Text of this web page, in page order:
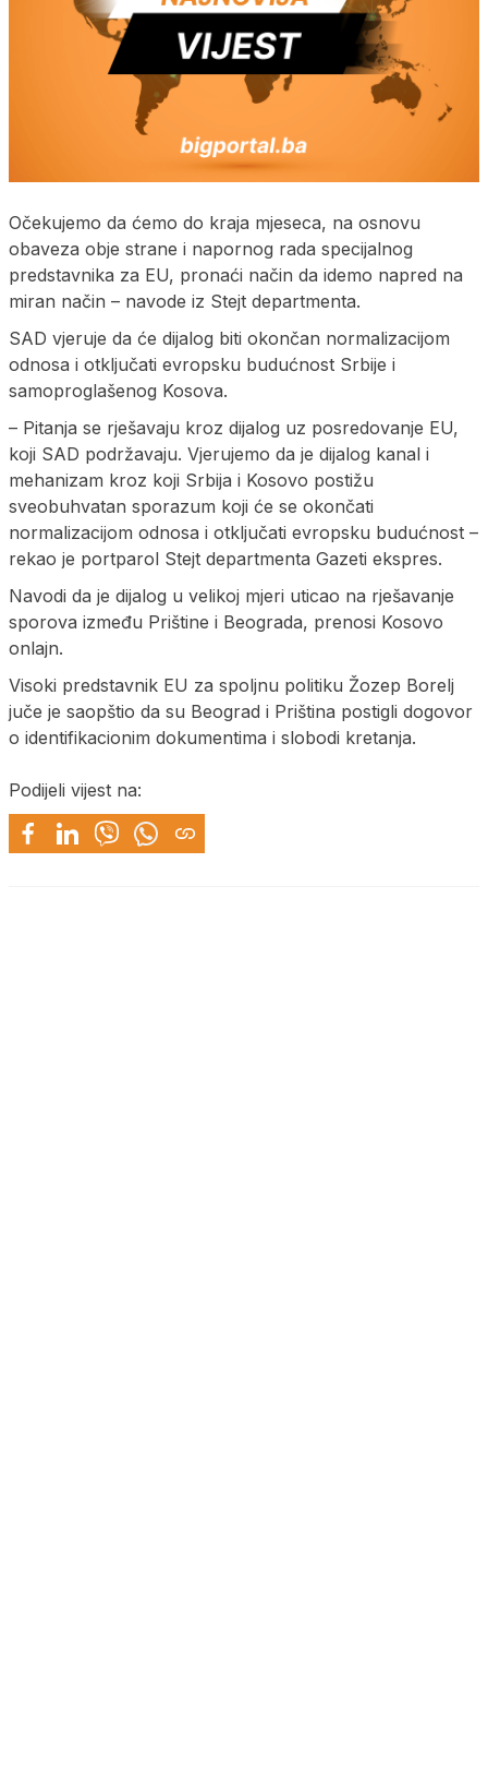
Očekujemo da ćemo do kraja mjeseca, na osnovu
obaveza obje strane i napornog rada specijalnog
predstavnika za EU, pronaći način da idemo napred na
miran način – navode iz Stejt departmenta.
SAD vjeruje da će dijalog biti okončan normalizacijom
odnosa i otključati evropsku budućnost Srbije i
samoproglašenog Kosova.
– Pitanja se rješavaju kroz dijalog uz posredovanje EU,
koji SAD podržavaju. Vjerujemo da je dijalog kanal i
mehanizam kroz koji Srbija i Kosovo postižu
sveobuhvatan sporazum koji će se okončati
normalizacijom odnosa i otključati evropsku budućnost –
rekao je portparol Stejt departmenta Gazeti ekspres.
Navodi da je dijalog u velikoj mjeri uticao na rješavanje
sporova između Prištine i Beograda, prenosi Kosovo
onlajn.
Visoki predstavnik EU za spoljnu politiku Žozep Borelj
juče je saopštio da su Beograd i Priština postigli dogovor
o identifikacionim dokumentima i slobodi kretanja.
Podijeli vijest na: